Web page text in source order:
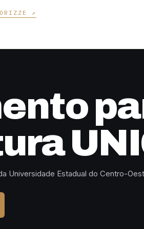
↗
Universidade Estadual do Centro-